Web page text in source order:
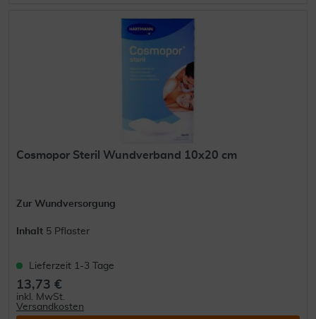
Cosmopor Steril Wundverband 10x20 cm
Zur Wundversorgung
Inhalt 5 Pflaster
Lieferzeit 1-3 Tage
13,73 €
inkl. MwSt.
Versandkosten